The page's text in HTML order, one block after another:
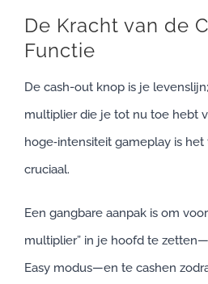
De Kracht van de
Functie
De cash-out knop is je
multiplier die je tot nu toe hebt
hoge‑intensiteit gameplay is
cruciaal.
Een gangbare aanpak is om
multiplier” in je hoofd te
Easy modus—en te cashen